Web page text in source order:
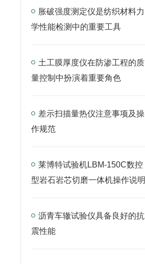
胀破强度测定仪是纺织材料力
学性能检测中的重要工具
土工膜厚度仪在防渗工程的质
量控制中扮演着重要角色
差示扫描量热仪注意事项及操
作规范
莱博特试验机LBM-150C数控
型岩石岩芯切磨一体机操作说明
沥青车辙试验仪具备良好的抗
震性能